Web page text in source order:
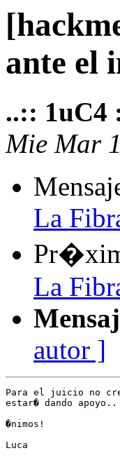
ante el
..:: 1uC4
Mie Mar
La
La
autor ]
Para el juicio no
estar� dando apoyo..
�nimos!
Luca